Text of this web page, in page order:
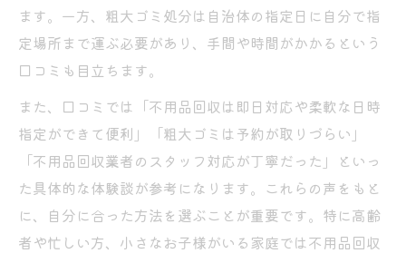
ます。一方、粗大ゴミ処分は自治体の指定日に自分で指
定場所まで運ぶ必要があり、手間や時間がかかるという
口コミも目立ちます。
また、口コミでは「不用品回収は即日対応や柔軟な日時
指定ができて便利」「粗大ゴミは予約が取りづらい」
「不用品回収業者のスタッフ対応が丁寧だった」といっ
た具体的な体験談が参考になります。これらの声をもと
に、自分に合った方法を選ぶことが重要です。特に高齢
者や忙しい方、小さなお子様がいる家庭では不用品回収